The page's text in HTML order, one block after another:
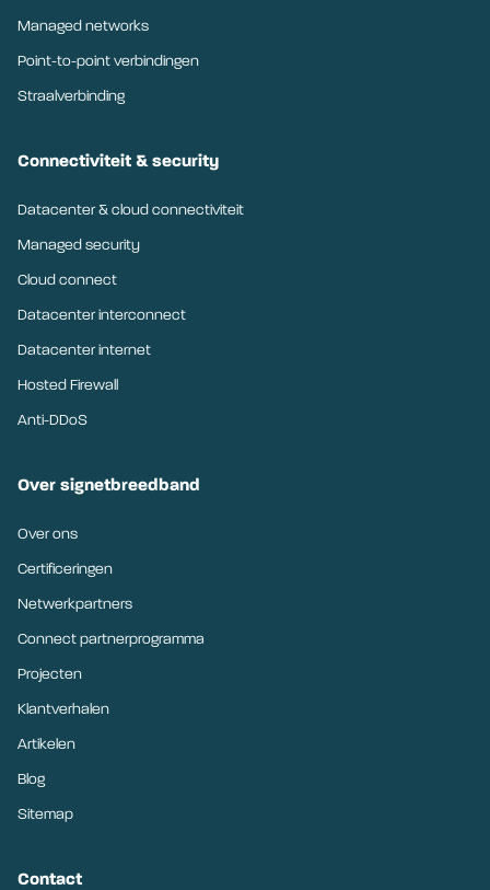
Managed networks
Point-to-point verbindingen
Straalverbinding
Connectiviteit & security
Datacenter & cloud connectiviteit
Managed security
Cloud connect
Datacenter interconnect
Datacenter internet
Hosted Firewall
Anti-DDoS
Over signetbreedband
Over ons
Certificeringen
Netwerkpartners
Connect partnerprogramma
Projecten
Klantverhalen
Artikelen
Blog
Sitemap
Contact